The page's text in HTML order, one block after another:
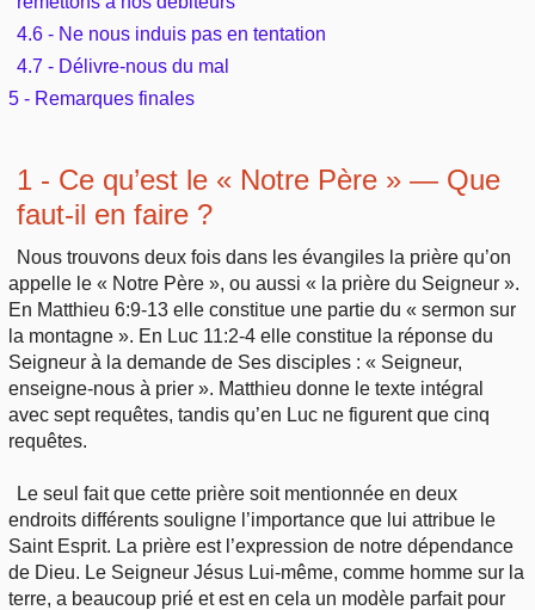
Vie pratique
Mariage, famille
Dictionnaires bibliques
4.6 - Ne nous induis pas en tentation
4.7 - Délivre-nous du mal
5 - Remarques finales
1 - Ce qu’est le « Notre Père » — Que
faut-il en faire ?
Nous trouvons deux fois dans les évangiles la prière qu’on
appelle le « Notre Père », ou aussi « la prière du Seigneur ».
En Matthieu 6:9-13 elle constitue une partie du « sermon sur
la montagne ». En Luc 11:2-4 elle constitue la réponse du
Seigneur à la demande de Ses disciples : « Seigneur,
enseigne-nous à prier ». Matthieu donne le texte intégral
avec sept requêtes, tandis qu’en Luc ne figurent que cinq
requêtes.
Le seul fait que cette prière soit mentionnée en deux
endroits différents souligne l’importance que lui attribue le
Saint Esprit. La prière est l’expression de notre dépendance
de Dieu. Le Seigneur Jésus Lui-même, comme homme sur la
terre, a beaucoup prié et est en cela un modèle parfait pour